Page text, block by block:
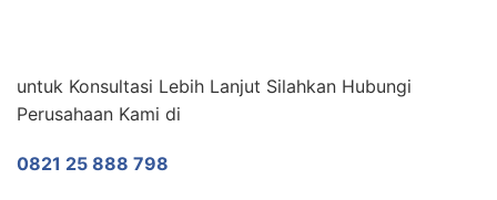
untuk Konsultasi Lebih Lanjut Silahkan Hubungi
Perusahaan Kami di
0821 25 888 798